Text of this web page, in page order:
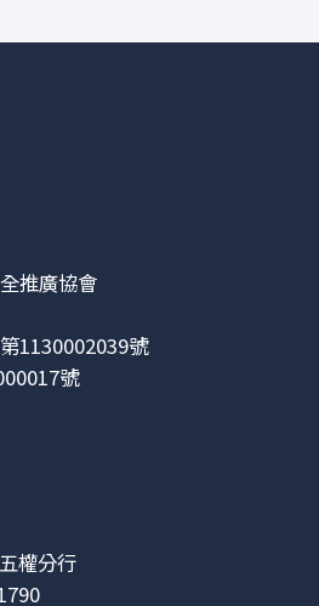
推廣協會
1130002039號
號
權分行